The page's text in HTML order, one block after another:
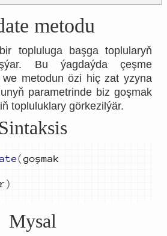
metodu
topluluga başga toplularyň
Bu ýagdaýda çeşme
we metodun özi hiç zat yzyna
parametrinde biz goşmak
topluluklary görkezilýär.
Sintaksis
( goşmak
)
Mysal